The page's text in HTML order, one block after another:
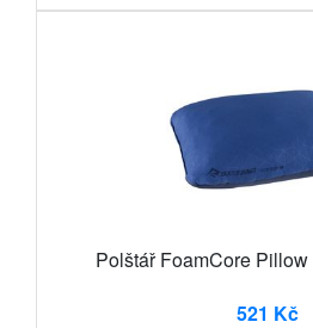
Polštář FoamCore
521 Kč